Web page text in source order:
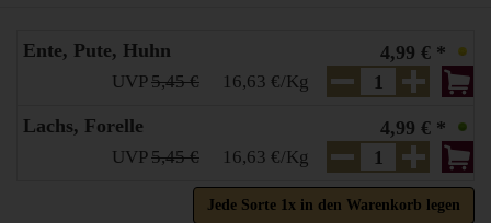
Ente, Pute, Huhn
UVP5,45 €
4,99 € *
16,63 €/Kg
Lachs, Forelle
UVP5,45 €
4,99 € *
16,63 €/Kg
Jede Sorte 1x in den Warenkorb legen